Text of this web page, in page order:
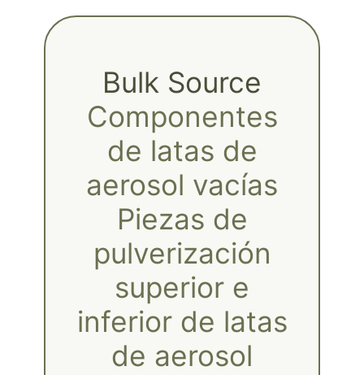
Bulk Source
Componentes
de latas de
aerosol vacías
Piezas de
pulverización
superior e
inferior de latas
de aerosol